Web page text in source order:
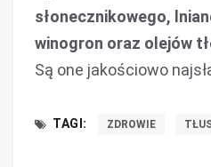
słonecznikowego,
winogron oraz olejów
Są one jakościowo
TAGI: ZDROWIE